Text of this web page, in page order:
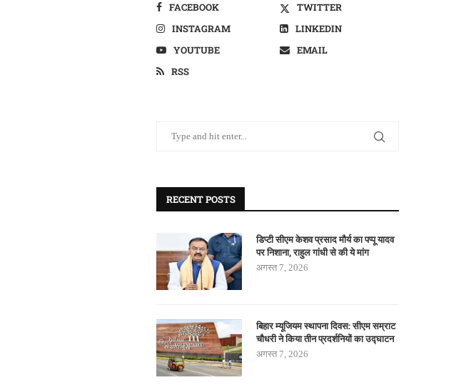
FACEBOOK
TWITTER
INSTAGRAM
LINKEDIN
YOUTUBE
EMAIL
RSS
RECENT POSTS
डिप्टी सीएम केशव प्रसाद मौर्य का पप्पू यादव
पर निशाना, राहुल गांधी से की ये मांग
अगस्त 7, 2026
बिहार म्यूजियम स्थापना दिवस: सीएम सम्राट
चौधरी ने किया तीन प्रदर्शनियों का उद्घाटन
अगस्त 7, 2026